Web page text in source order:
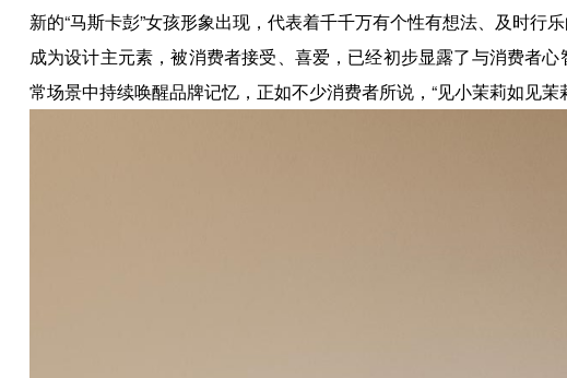
新的“马斯卡彭”女孩形象出现，代表着千千万有个性有想法、及时行
成为设计主元素，被消费者接受、喜爱，已经初步显露了与消费者
常场景中持续唤醒品牌记忆，正如不少消费者所说，“见小茉莉如见茉